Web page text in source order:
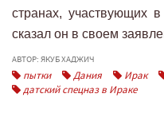
странах, участвующих
сказал он в своем
АВТОР: ЯКУБ ХАДЖИЧ
пытки Дания Ирак
датский спецназ в Ираке